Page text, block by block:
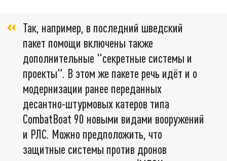
Так, например, в последний шведский
пакет помощи включены также
дополнительные "секретные системы и
проекты". В этом же пакете речь идёт и о
модернизации ранее переданных
десантно-штурмовых катеров типа
CombatBoat 90 новыми видами вооружений
и РЛС. Можно предположить, что
защитные системы против дронов